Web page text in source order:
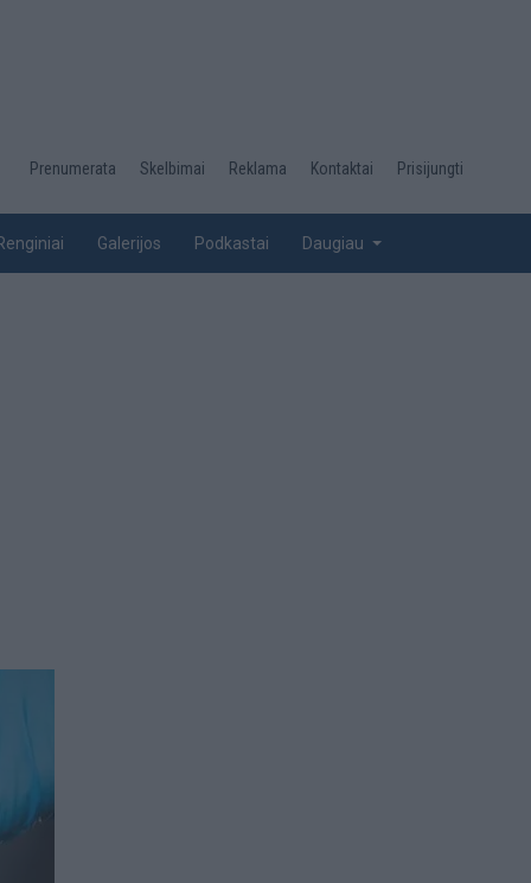
Desktop
top
Prenumerata Skelbimai Reklama Kontaktai Prisijungti
Galerijos Podkastai Daugiau